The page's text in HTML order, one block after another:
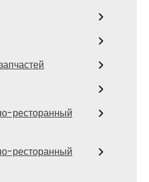
ресторанный
ресторанный